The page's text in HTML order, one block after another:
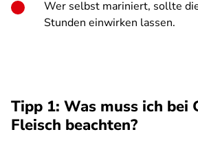
Wer selbst mariniert, sollte
Stunden einwirken lassen.
Tipp 1: Was muss ich bei
Fleisch beachten?